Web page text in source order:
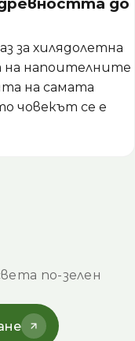
за хилядолетна
напоителните
на самата
човекът се е
по-зелен